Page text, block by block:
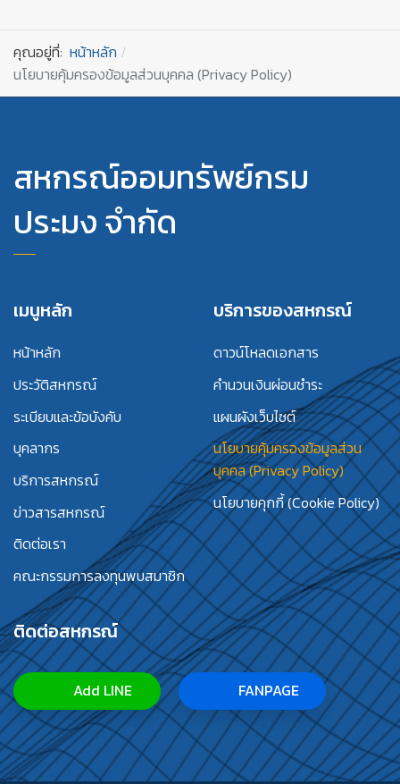
คุณอยู่ที่: หน้าหลัก
นโยบายคุ้มครองข้อมูลส่วนบุคคล (Privacy Policy)
สหกรณ์ออมทรัพย์กรม
ประมง จำกัด
เมนูหลัก
หน้าหลัก
ประวัติสหกรณ์
ระเบียบและข้อบังคับ
บุคลากร
บริการสหกรณ์
ข่าวสารสหกรณ์
ติดต่อเรา
คณะกรรมการลงทุนพบสมาชิก
บริการของสหกรณ์
ดาวน์โหลดเอกสาร
คำนวนเงินผ่อนชำระ
แผนผังเว็บไซต์
นโยบายคุ้มครองข้อมูลส่วน
บุคคล (Privacy Policy)
นโยบายคุกกี้ (Cookie Policy)
ติดต่อสหกรณ์
Add LINE FANPAGE